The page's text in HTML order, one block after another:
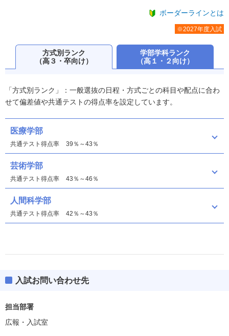
ボーダーラインとは
※2027年度入試
方式別ランク
（高３・卒向け）
学部学科ランク
（高１・２向け）
「方式別ランク」：一般選抜の日程・方式ごとの科目や配点に合わ
せて偏差値や共通テストの得点率を設定しています。
医療学部
共通テスト得点率 39％～43％
芸術学部
共通テスト得点率 43％～46％
人間科学部
共通テスト得点率 42％～43％
入試お問い合わせ先
担当部署
広報・入試室